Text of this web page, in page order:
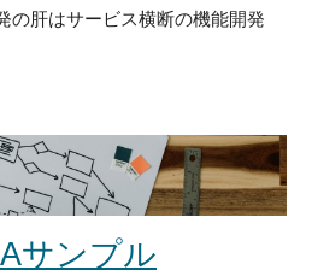
の肝はサービス横断の機能開発
サンプル